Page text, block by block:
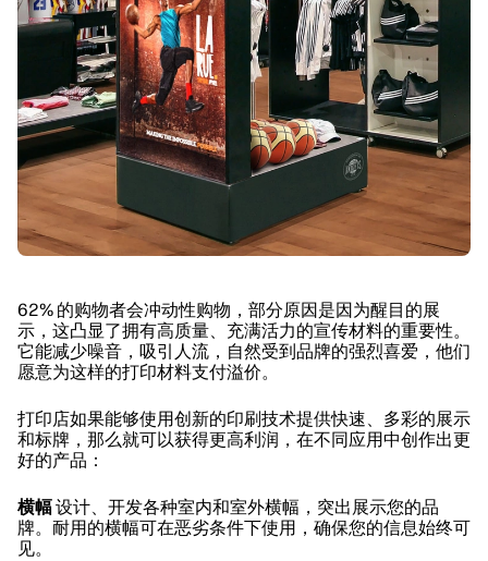
62% 的购物者会冲动性购物，部分原因是因为醒目的展
示，这凸显了拥有高质量、充满活力的宣传材料的重要性。
它能减少噪音，吸引人流，自然受到品牌的强烈喜爱，他们
愿意为这样的打印材料支付溢价。
打印店如果能够使用创新的印刷技术提供快速、多彩的展示
和标牌，那么就可以获得更高利润，在不同应用中创作出更
好的产品：
横幅设计、开发各种室内和室外横幅，突出展示您的品
牌。耐用的横幅可在恶劣条件下使用，确保您的信息始终可
见。